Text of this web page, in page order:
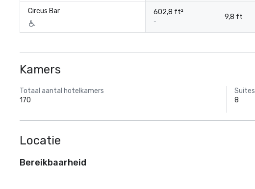
Circus Bar 602,8 ft²
-
9,8 ft
Kamers
Totaal aantal hotelkamers
170
Suites
8
Locatie
Bereikbaarheid